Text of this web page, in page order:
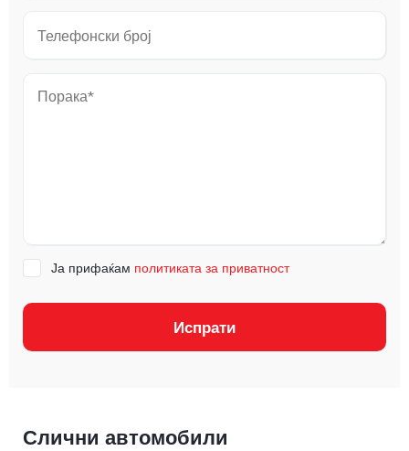
Ја прифаќам политиката за приватност
Испрати
Слични автомобили